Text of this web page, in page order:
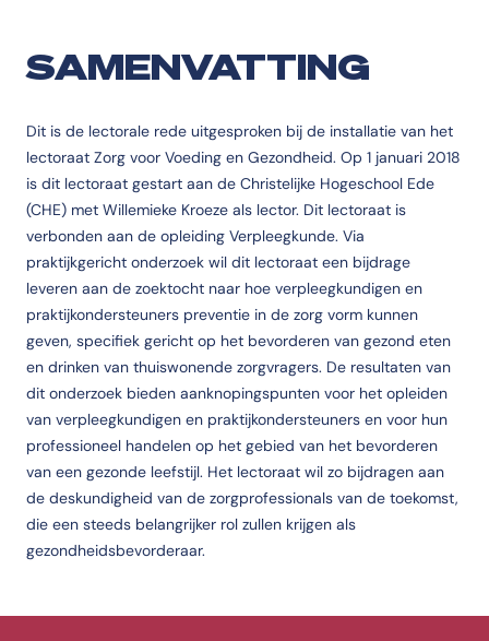
SAMENVATTING
Dit is de lectorale rede uitgesproken bij de installatie van het
lectoraat Zorg voor Voeding en Gezondheid. Op 1 januari 2018
is dit lectoraat gestart aan de Christelijke Hogeschool Ede
(CHE) met Willemieke Kroeze als lector. Dit lectoraat is
verbonden aan de opleiding Verpleegkunde. Via
praktijkgericht onderzoek wil dit lectoraat een bijdrage
leveren aan de zoektocht naar hoe verpleegkundigen en
praktijkondersteuners preventie in de zorg vorm kunnen
geven, specifiek gericht op het bevorderen van gezond eten
en drinken van thuiswonende zorgvragers. De resultaten van
dit onderzoek bieden aanknopingspunten voor het opleiden
van verpleegkundigen en praktijkondersteuners en voor hun
professioneel handelen op het gebied van het bevorderen
van een gezonde leefstijl. Het lectoraat wil zo bijdragen aan
de deskundigheid van de zorgprofessionals van de toekomst,
die een steeds belangrijker rol zullen krijgen als
gezondheidsbevorderaar.